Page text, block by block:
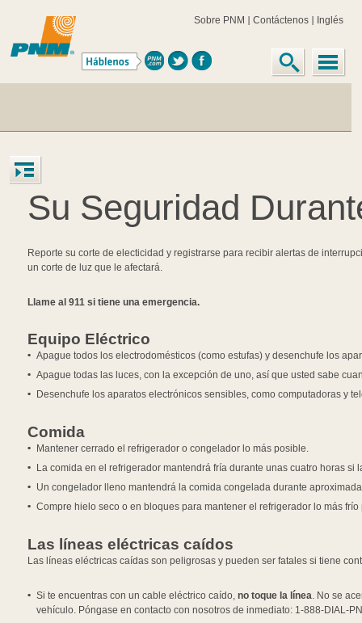
Sobre PNM Contáctenos Inglés
Su Seguridad
Reporte su corte de electicidad y registrarse para recibir alertas de
un corte de luz que le afectará.
Llame al 911 si tiene una emergencia.
Equipo Eléctrico
Apague todos los electrodomésticos (como estufas) y desenchufe los
Apague todas las luces, con la excepción de uno, así que usted sabe
Desenchufe los aparatos electrónicos sensibles, como computadoras y
Comida
Mantener cerrado el refrigerador o congelador lo más posible.
La comida en el refrigerador mantendrá fría durante unas cuatro horas si
Un congelador lleno mantendrá la comida congelada durante
Compre hielo seco o en bloques para mantener el refrigerador lo más
Las líneas eléctricas caídos
Las líneas eléctricas caídas son peligrosas y pueden ser fatales si tiene
Si te encuentras con un cable eléctrico caído, no toque la línea. No se
vehículo. Póngase en contacto con nosotros de inmediato: 1-888-DIAL-